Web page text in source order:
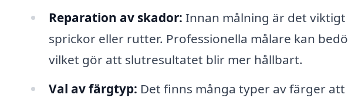
Reparation av skador: Innan målning är det
sprickor eller rutter. Professionella målare kan
vilket gör att slutresultatet blir mer hållbart.
Val av färgtyp: Det finns många typer av färger